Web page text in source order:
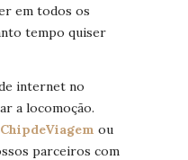
em todos os
tempo quiser
internet no
a locomoção.
ChipdeViagem ou
parceiros com